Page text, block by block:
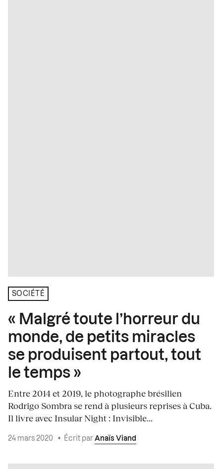
SOCIÉTÉ
« Malgré toute l’horreur du
monde, de petits miracles
se produisent partout, tout
le temps »
Entre 2014 et 2019, le photographe brésilien
Rodrigo Sombra se rend à plusieurs reprises à Cuba.
Il livre avec Insular Night : Invisible...
24 mars 2020 • Écrit par Anaïs Viand